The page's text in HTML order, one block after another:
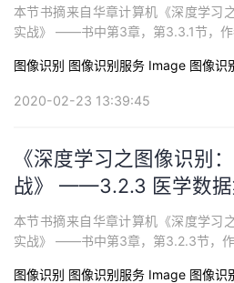
本节书摘来自华章计算机《深度学习
实战》 ——书中第3章，第3.3.1节，
图像识别 图像识别服务 Image 图像识
2020-02-23 13:39:45
《深度学习之图像识别
战》 ——3.2.3 医学
本节书摘来自华章计算机《深度学习
实战》 ——书中第3章，第3.2.3节，
图像识别 图像识别服务 Image 图像识